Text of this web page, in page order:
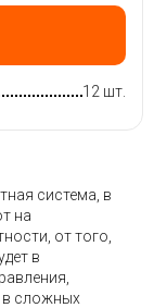
12 шт.
система, в
на
от того,
в
в сложных